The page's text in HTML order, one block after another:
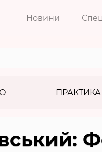
Новини
ПРАКТИКА